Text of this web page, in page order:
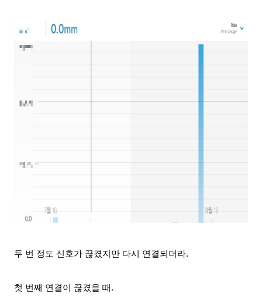
두 번 정도 신호가 끊겼지만 다시 연결되더라.
첫 번째 연결이 끊겼을 때.